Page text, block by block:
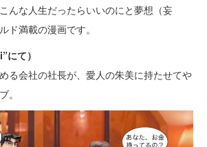
んな人生だったらいいのにと夢想（妄
ド満載の漫画です。
にて）
る会社の社長が、愛人の朱美に持たせてや
。